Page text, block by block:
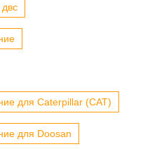
для Caterpillar (CAT)
для Doosan